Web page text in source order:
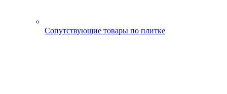
Сопутствующие товары по плитке